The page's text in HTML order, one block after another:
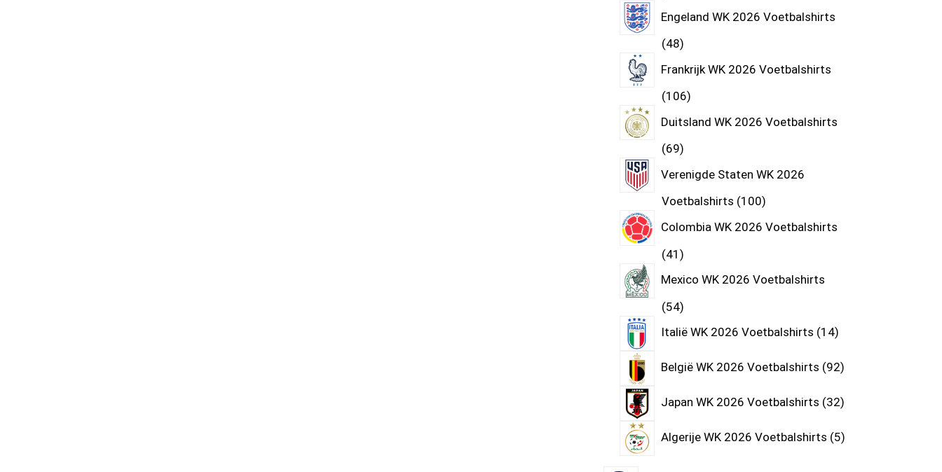
Engeland WK 2026 Voetbalshirts
48
Frankrijk WK 2026 Voetbalshirts
106
Duitsland WK 2026 Voetbalshirts
69
Verenigde Staten WK 2026
Voetbalshirts 100
Colombia WK 2026 Voetbalshirts
41
Mexico WK 2026 Voetbalshirts
54
Italië WK 2026 Voetbalshirts 14
België WK 2026 Voetbalshirts 92
Japan WK 2026 Voetbalshirts 32
Algerije WK 2026 Voetbalshirts 5